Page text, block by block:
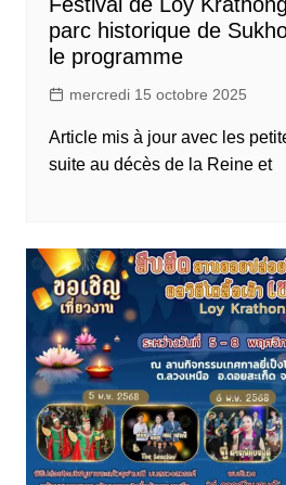
parc historique de
le programme
mercredi 15 octobre 2025
Article mis à jour avec les
suite au décès de la Reine et